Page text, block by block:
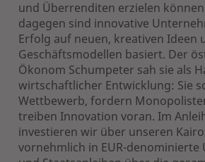
und Überrenditen erzielen
dagegen sind innovative
Erfolg auf neuen, kreativen Ideen
Geschäftsmodellen basiert. Der
Ökonom Schumpeter sah sie als
wirtschaftlicher Entwicklung: Sie
Wettbewerb, fordern
treiben Innovation voran. Im
investieren wir über unseren
vornehmlich in EUR-denominierte